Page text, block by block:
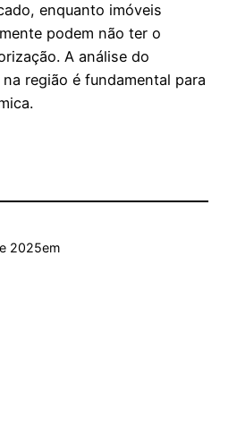
enquanto imóveis
podem não ter o
A análise do
região é fundamental para
2025em